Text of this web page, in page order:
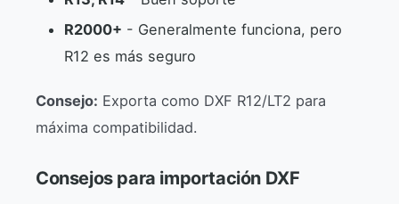
R2000+ - Generalmente funciona, pero
R12 es más seguro
Consejo: Exporta como DXF R12/LT2 para
máxima compatibilidad.
Consejos para importación DXF